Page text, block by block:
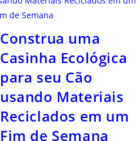
Construa uma
Casinha Ecológica
para seu Cão
usando Materiais
Reciclados em um
Fim de Semana